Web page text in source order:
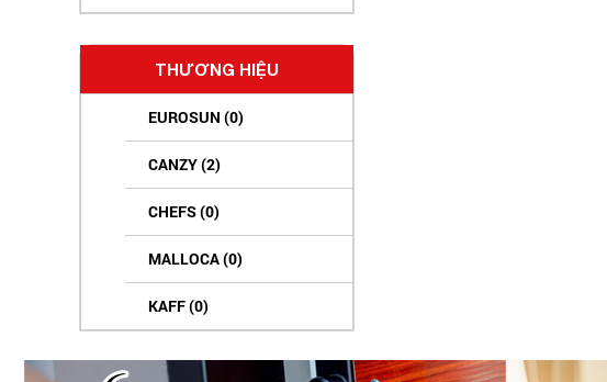
THƯƠNG HIỆU
EUROSUN (0)
CANZY (2)
CHEFS (0)
MALLOCA (0)
KAFF (0)